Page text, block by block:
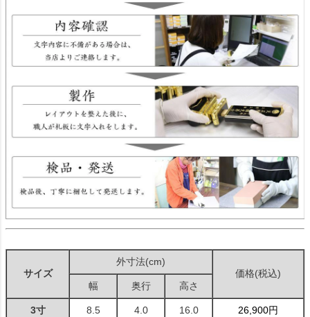
サイズ
外寸法(cm)
価格(税込)
幅
奥行 高さ
3寸 8.5 4.0 16.0 26,900円